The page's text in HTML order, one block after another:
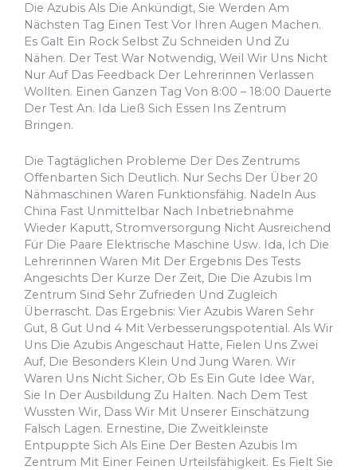
Die Azubis Als Die Ankündigt, Sie Werden Am
Nächsten Tag Einen Test Vor Ihren Augen Machen.
Es Galt Ein Rock Selbst Zu Schneiden Und Zu
Nähen. Der Test War Notwendig, Weil Wir Uns Nicht
Nur Auf Das Feedback Der Lehrerinnen Verlassen
Wollten. Einen Ganzen Tag Von 8:00 – 18:00 Dauerte
Der Test An. Ida Ließ Sich Essen Ins Zentrum
Bringen.
Die Tagtäglichen Probleme Der Des Zentrums
Offenbarten Sich Deutlich. Nur Sechs Der Über 20
Nähmaschinen Waren Funktionsfähig. Nadeln Aus
China Fast Unmittelbar Nach Inbetriebnahme
Wieder Kaputt, Stromversorgung Nicht Ausreichend
Für Die Paare Elektrische Maschine Usw. Ida, Ich Die
Lehrerinnen Waren Mit Der Ergebnis Des Tests
Angesichts Der Kurze Der Zeit, Die Die Azubis Im
Zentrum Sind Sehr Zufrieden Und Zugleich
Überrascht. Das Ergebnis: Vier Azubis Waren Sehr
Gut, 8 Gut Und 4 Mit Verbesserungspotential. Als Wir
Uns Die Azubis Angeschaut Hatte, Fielen Uns Zwei
Auf, Die Besonders Klein Und Jung Waren. Wir
Waren Uns Nicht Sicher, Ob Es Ein Gute Idee War,
Sie In Der Ausbildung Zu Halten. Nach Dem Test
Wussten Wir, Dass Wir Mit Unserer Einschätzung
Falsch Lagen. Ernestine, Die Zweitkleinste
Entpuppte Sich Als Eine Der Besten Azubis Im
Zentrum Mit Einer Feinen Urteilsfähigkeit. Es Fielt Sie